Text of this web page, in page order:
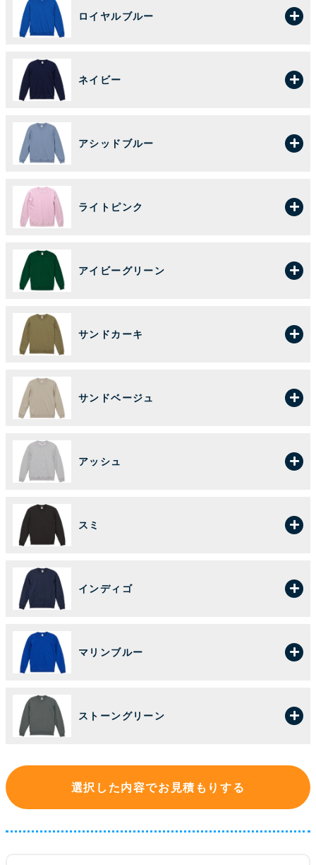
ロイヤルブルー
ネイビー
アシッドブルー
ライトピンク
アイビーグリーン
サンドカーキ
サンドベージュ
アッシュ
スミ
インディゴ
マリンブルー
ストーングリーン
選択した内容でお見積もりする